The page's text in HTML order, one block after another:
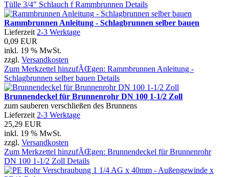
Tülle 3/4" Schlauch f Rammbrunnen Details
Rammbrunnen Anleitung - Schlagbrunnen selber bauen
Lieferzeit 2-3 Werktage
0,09 EUR
inkl. 19 % MwSt.
zzgl. Versandkosten
Zum Merkzettel hinzufÃŒgen: Rammbrunnen Anleitung -
Schlagbrunnen selber bauen Details
Brunnendeckel für Brunnenrohr DN 100 1-1/2 Zoll
zum sauberen verschließen des Brunnens
Lieferzeit 2-3 Werktage
25,29 EUR
inkl. 19 % MwSt.
zzgl. Versandkosten
Zum Merkzettel hinzufÃŒgen: Brunnendeckel für Brunnenrohr
DN 100 1-1/2 Zoll Details